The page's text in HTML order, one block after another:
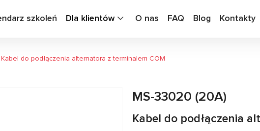
szkoleń Dla klientów O nas FAQ Blog Kontakty
Kabel do podłączenia alternatora z terminalem COM
MS-33020 (20A)
Kabel do podłączenia